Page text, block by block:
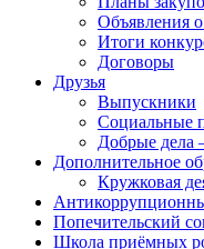
Объявления
Итоги
Договоры
Друзья
Выпускники
Социальные
Добрые дела
Дополнительное
Кружковая
Попечительский
Школа приёмных